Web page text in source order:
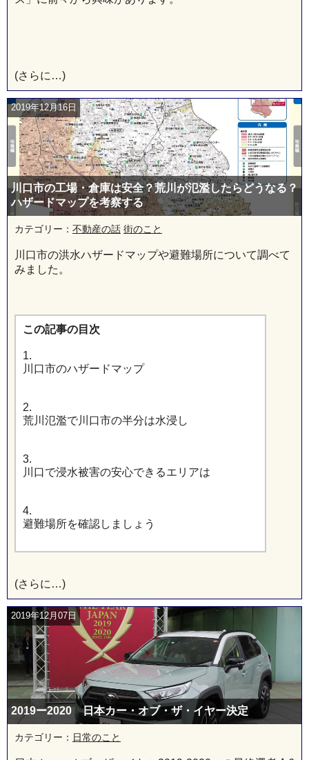
(さらに…)
2019年12月16日
川口市の工場・倉庫は安全？荒川が氾濫したらどうなる？
ハザードマップを考察する
カテゴリー： 不動産の話 街のこと
川口市の洪水ハザードマップや避難場所について調べて
みました。
この記事の目次
1.
川口市のハザードマップ
2.
荒川氾濫で川口市の半分は水浸し
3.
川口で浸水被害の安心できるエリアは
4.
避難場所を確認しましょう
(さらに…)
2019年12月07日
2019ー2020 日本カー・オブ・ザ・イヤー決定
カテゴリー： 日常のこと